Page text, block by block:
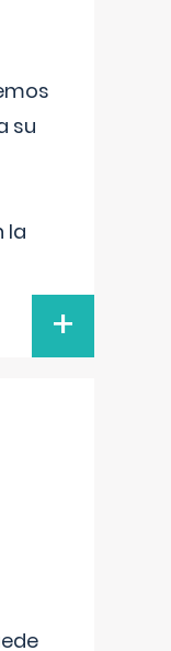
su
la
+